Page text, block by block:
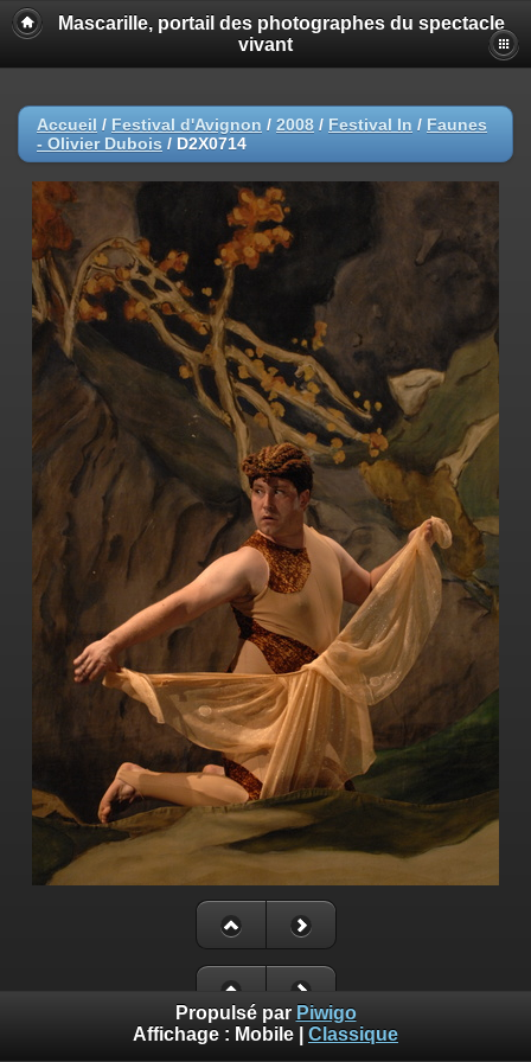
Mascarille, portail des photographes du spectacle
vivant
Accueil / Festival d'Avignon / 2008 / Festival In / Faunes
- Olivier Dubois / D2X0714
Propulsé par Piwigo
Affichage : Mobile Classique